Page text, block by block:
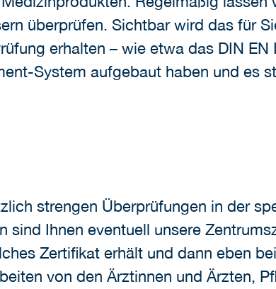
überprüfen. Sichtbar wird das für
erhalten – wie etwa das DIN EN
System aufgebaut haben und es
strengen Überprüfungen in der
Ihnen eventuell unsere
Zertifikat erhält und dann eben
von den Ärztinnen und Ärzten,